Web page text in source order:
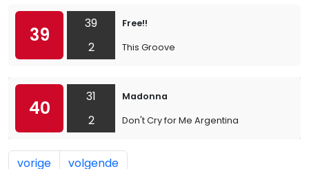
39
39
2
Free!!
This Groove
40
31
2
Madonna
Don't Cry for Me Argentina
vorige volgende